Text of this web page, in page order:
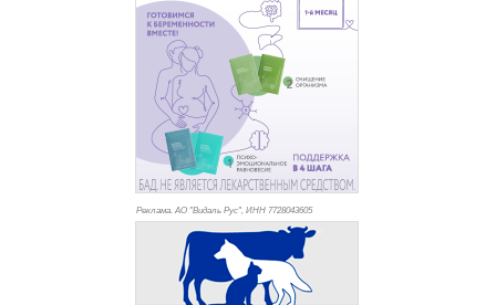
Реклама. АО "Видаль Рус", ИНН 7728043605